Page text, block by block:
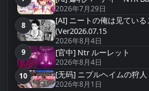
2026年7月29日
第8名
8
[AI] ニートの俺は见てい
(Ver2026.07.15
2026年8月4日
第9名
9 [官中] Ntr ルーレット
2026年8月4日
第10名
10 [无码] ニプルヘイムの狩
2026年8月1日